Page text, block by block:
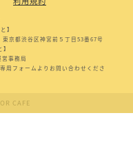
】
京都渋谷区神宮前５丁目53番67号
事務局
用フォームよりお問い合わせくださ
CAFE